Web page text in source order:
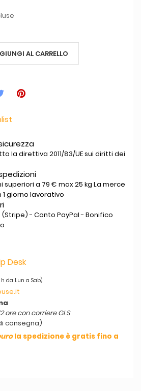
AL CARRELLO
la direttiva 2011/83/UE sui diritti dei
superiori a 79 € max 25 kg La merce
1 giorno lavorativo
- Conto PayPal - Bonifico
Desk
h da Lun a Sab)
ore con corriere GLS
consegna)
la spedizione è gratis fino a